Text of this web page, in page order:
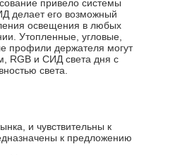
привело системы
делает его возможный
освещения в любых
Утопленные, угловые,
профили держателя могут
RGB и СИД света дня с
света.
и чувствительны к
к предложению